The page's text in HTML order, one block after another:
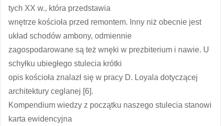
tych XX w., która przedstawia
wnętrze kościoła przed remontem. Inny niż obecnie jest
układ schodów ambony, odmiennie
zagospodarowane są też wnęki w prezbiterium i nawie. U
schyłku ubiegłego stulecia krótki
opis kościoła znalazł się w pracy D. Loyala dotyczącej
architektury ceglanej [6].
Kompendium wiedzy z początku naszego stulecia stanowi
karta ewidencyjna